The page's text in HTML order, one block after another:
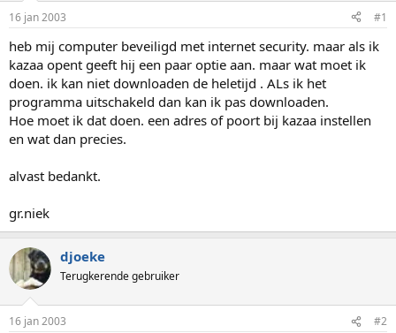
p
s
t
a
r
t
e
r
m
16 jan 2003 #1
heb mij computer beveiligd met internet security. maar als ik
kazaa opent geeft hij een paar optie aan. maar wat moet ik
doen. ik kan niet downloaden de heletijd . ALs ik het
programma uitschakeld dan kan ik pas downloaden.
Hoe moet ik dat doen. een adres of poort bij kazaa instellen
en wat dan precies.
alvast bedankt.
gr.niek
djoeke
Terugkerende gebruiker
16 jan 2003 #2